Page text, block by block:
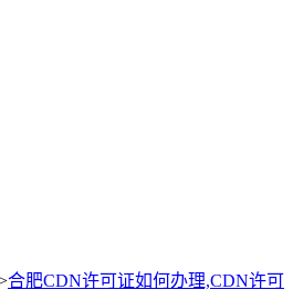
合肥CDN许可证如何办理,CDN许可